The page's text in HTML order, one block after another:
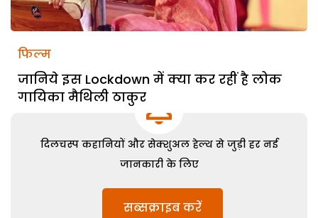
फिल्म
जानिये इस Lockdown में क्या कर रहीं है लोक
गायिका मैथिली ठाकुर
दिलचस्प कहानियों और सेक्शुअल हेल्थ से जुड़ी हर नई
जानकारी के लिए
सब्सक्राइब करें